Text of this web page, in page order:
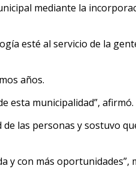
mediante la
esté al servicio de la
años.
esta municipalidad”, afirmó.
las personas y sostuvo
y con más oportunidades”,